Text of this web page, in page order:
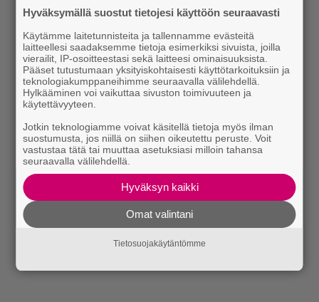
Hyväksymällä suostut tietojesi käyttöön seuraavasti
Käytämme laitetunnisteita ja tallennamme evästeitä
laitteellesi saadaksemme tietoja esimerkiksi sivuista, joilla
vierailit, IP-osoitteestasi sekä laitteesi ominaisuuksista.
Pääset tutustumaan yksityiskohtaisesti käyttötarkoituksiin ja
teknologiakumppaneihimme seuraavalla välilehdellä.
Hylkääminen voi vaikuttaa sivuston toimivuuteen ja
käytettävyyteen.
Jotkin teknologiamme voivat käsitellä tietoja myös ilman
suostumusta, jos niillä on siihen oikeutettu peruste. Voit
vastustaa tätä tai muuttaa asetuksiasi milloin tahansa
seuraavalla välilehdellä.
Hyväksyn kaikki
Omat valintani
Tietosuojakäytäntömme